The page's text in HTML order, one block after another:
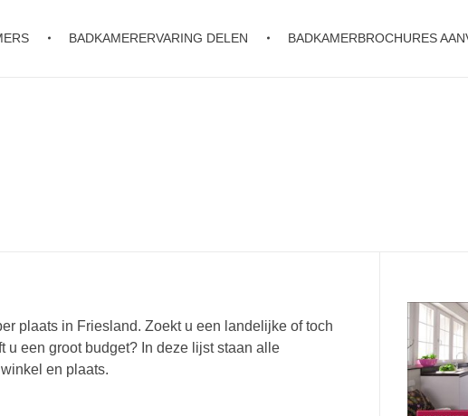
BADKAMERERVARING DELEN BADKAMERBROCHURES
plaats in Friesland. Zoekt u een landelijke of toch
u een groot budget? In deze lijst staan alle
en plaats.